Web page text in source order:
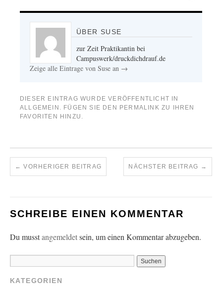
ÜBER SUSE
zur Zeit Praktikantin bei
Campuswerk/druckdichdrauf.de
Zeige alle Eintrage von Suse an →
DIESER EINTRAG WURDE VERÖFFENTLICHT IN
ALLGEMEIN . FÜGEN SIE DEN PERMALINK ZU IHREN
FAVORITEN HINZU.
← VORHERIGER BEITRAG NÄCHSTER BEITRAG →
SCHREIBE EINEN KOMMENTAR
Du musstangemeldetsein, um einen Kommentar abzugeben.
KATEGORIEN